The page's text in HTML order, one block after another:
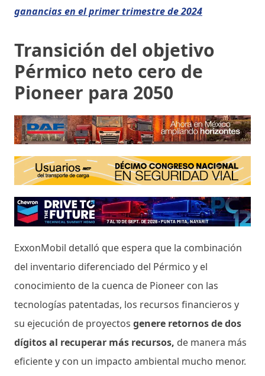
ganancias en el primer trimestre de 2024
Transición del objetivo
Pérmico neto cero de
Pioneer para 2050
ExxonMobil detalló que espera que la combinación
del inventario diferenciado del Pérmico y el
conocimiento de la cuenca de Pioneer con las
tecnologías patentadas, los recursos financieros y
su ejecución de proyectos genere retornos de dos
dígitos al recuperar más recursos, de manera más
eficiente y con un impacto ambiental mucho menor.